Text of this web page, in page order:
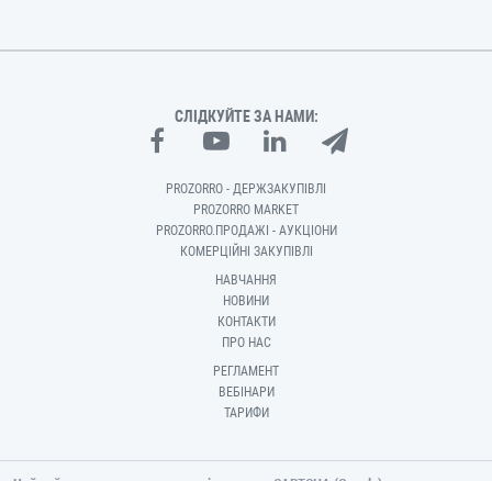
СЛІДКУЙТЕ ЗА НАМИ:
PROZORRO - ДЕРЖЗАКУПІВЛІ
PROZORRO MARKET
PROZORRO.ПРОДАЖІ - АУКЦІОНИ
КОМЕРЦІЙНІ ЗАКУПІВЛІ
НАВЧАННЯ
НОВИНИ
КОНТАКТИ
ПРО НАС
РЕГЛАМЕНТ
ВЕБІНАРИ
ТАРИФИ